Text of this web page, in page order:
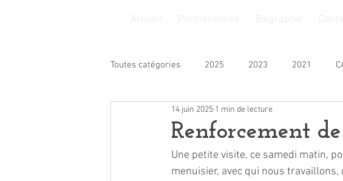
Toutes catégories 2025 2023 2021
Insertion Jeunesse
Solidarité Loisirs SIVOM
Renforcement
14 juin 2025 1 min de lecture
Une petite visite, ce samedi matin,
menuisier, avec qui nous